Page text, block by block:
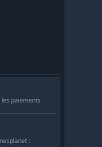
les paiements
: